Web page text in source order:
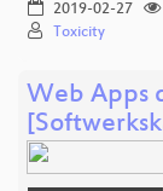
2019-02-27
Toxicity
Web Apps